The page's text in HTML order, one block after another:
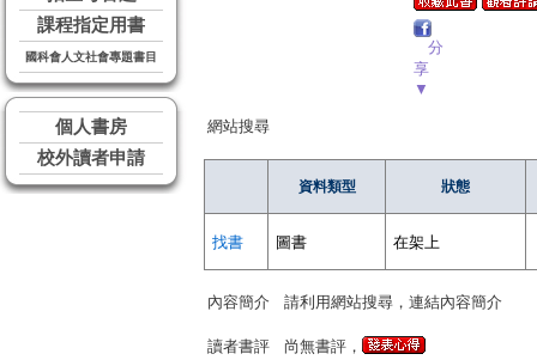
課程指定用書
國科會人文社會專題書目
個人書房
校外讀者申請
分
享
▼
網站搜尋
資料類型 狀態
找書 圖書 在架上
內容簡介 請利用網站搜尋，連結內容簡介
讀者書評 尚無書評，